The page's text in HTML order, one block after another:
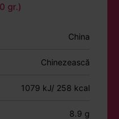
gr.)
China
Chinezească
1079 kJ/ 258 kcal
8.9 g